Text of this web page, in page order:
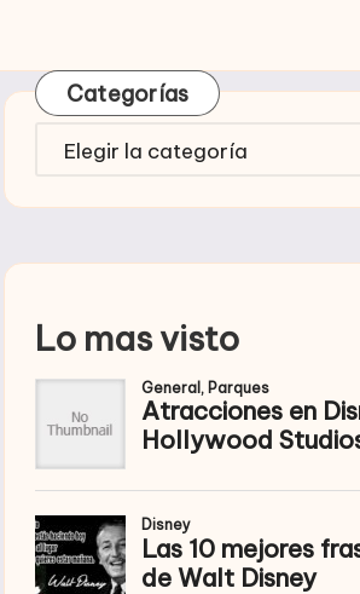
Categorías
Categorías
Lo mas visto